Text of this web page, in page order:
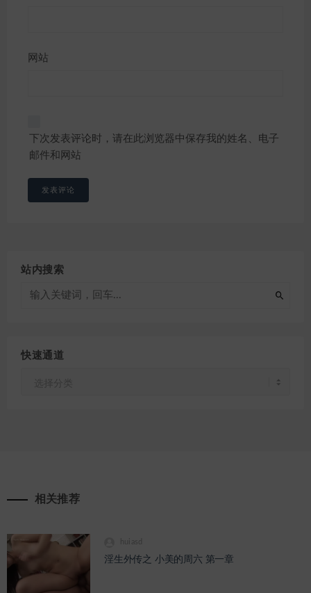
网站
下次发表评论时，请在此浏览器中保存我的姓名、电子
邮件和网站
站内搜索
快速通道
相关推荐
淫生外传之 小美的周六 第一章